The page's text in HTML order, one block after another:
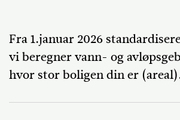
Fra 1.januar 2026
vi beregner vann- og
hvor stor boligen din er